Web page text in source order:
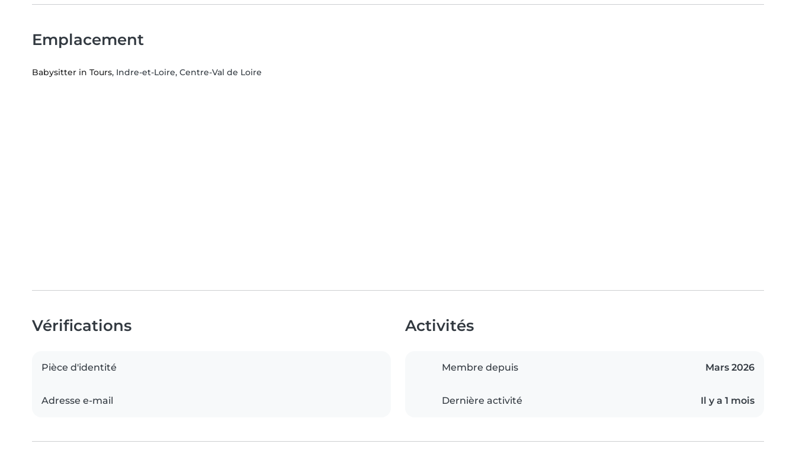
Emplacement
Babysitter in Tours, Indre-et-Loire, Centre-Val de Loire
Vérifications
Pièce d'identité
Adresse e-mail
Activités
Membre depuis Mars 2026
Dernière activité Il y a 1 mois